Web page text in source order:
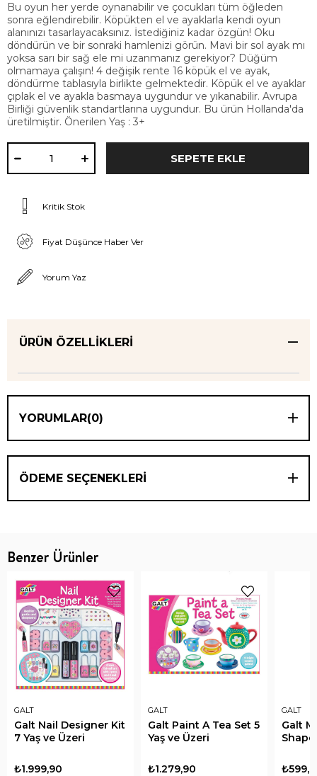
Bu oyun her yerde oynanabilir ve çocukları tüm öğleden
sonra eğlendirebilir. Köpükten el ve ayaklarla kendi oyun
alanınızı tasarlayacaksınız. İstediğiniz kadar özgün! Oku
döndürün ve bir sonraki hamlenizi görün. Mavi bir sol ayak mı
yoksa sarı bir sağ ele mi uzanmanız gerekiyor? Düğüm
olmamaya çalışın! 4 değişik rente 16 köpük el ve ayak,
döndürme tablasıyla birlikte gelmektedir. Köpük el ve ayaklar
çıplak el ve ayakla basmaya uygundur ve yıkanabilir. Avrupa
Birliği güvenlik standartlarına uygundur. Bu ürün Hollanda'da
üretilmiştir. Önerilen Yaş : 3+
Kritik Stok
Fiyat Düşünce Haber Ver
Yorum Yaz
ÜRÜN ÖZELLIKLERI
YORUMLAR(0)
ÖDEME SEÇENEKLERI
Benzer Ürünler
GALT
Galt Nail Designer Kit
7 Yaş ve Üzeri
₺1.999,90
GALT
Galt Paint A Tea Set 5
Yaş ve Üzeri
₺1.279,90
GALT
Galt